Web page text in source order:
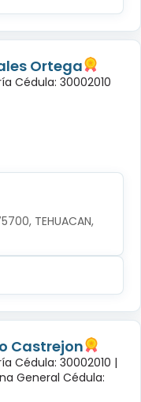
Ortega
Cédula: 30002010
TEHUACAN,
Castrejon
Cédula: 30002010 |
General Cédula: